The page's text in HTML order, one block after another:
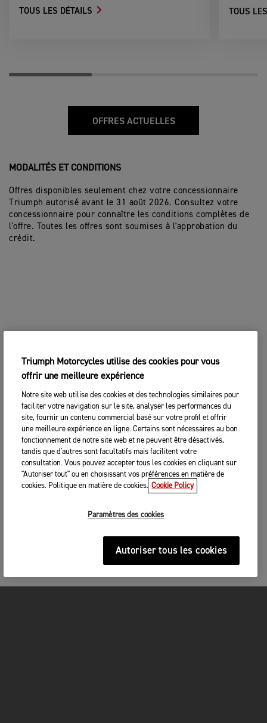
TOUS LES DÉTAILS TOUS
OFFRES ACTUELLES
MODALITÉS ET CONDITIONS
Offres disponibles seulement chez votre concessionnaire
Triumph autorisé avant le 31 août 2026. Consultez votre
concessionnaire pour connaître les conditions complètes de
l'offre. Toutes les offres sont soumises à l'approbation du
crédit.
Triumph Motorcycles utilise des cookies pour vous
offrir une meilleure expérience
Notre site web utilise des cookies et des technologies similaires pour
faciliter votre navigation sur le site, analyser les performances du
site, fournir un contenu commercial basé sur votre profil et offrir
une meilleure expérience en ligne. Certains sont nécessaires au bon
fonctionnement de notre site web et ne peuvent être désactivés,
tandis que d'autres sont facultatifs mais facilitent votre
consultation. Vous pouvez accepter tous les cookies en cliquant sur
"Autoriser tout" ou en choisissant vos préférences en matière de
cookies. Politique en matière de cookies. Cookie Policy
Paramètres des cookies
Autoriser tous les cookies